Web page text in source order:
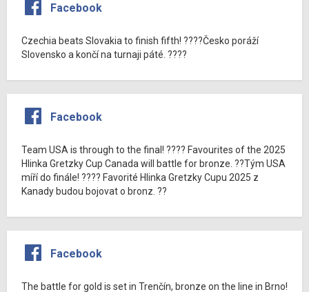
Facebook
Czechia beats Slovakia to finish fifth! ????Česko poráží
Slovensko a končí na turnaji páté. ????
Facebook
Team USA is through to the final! ???? Favourites of the 2025
Hlinka Gretzky Cup Canada will battle for bronze. ??Tým USA
míří do finále! ???? Favorité Hlinka Gretzky Cupu 2025 z
Kanady budou bojovat o bronz. ??
Facebook
The battle for gold is set in Trenčín, bronze on the line in Brno!